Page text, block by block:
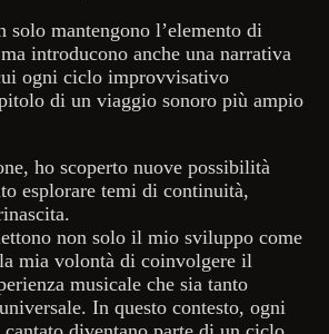
solo mantengono l’elemento di
introducono anche una narrativa
ogni ciclo improvvisativo
di un viaggio sonoro più ampio
ho scoperto nuove possibilità
esplorare temi di continuità,
non solo il mio sviluppo come
mia volontà di coinvolgere il
musicale che sia tanto
In questo contesto, ogni